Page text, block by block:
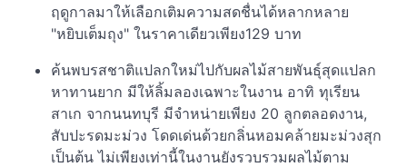
ฤดูกาลมาให้เลือกเติมความสดชื่นได้หลากหลาย
"หยิบเต็มถุง" ในราคาเดียวเพียง129 บาท
ค้นพบรสชาติแปลกใหม่ไปกับผลไม้สายพันธุ์สุดแปลก
หาทานยาก มีให้ลิ้มลองเฉพาะในงาน อาทิ ทุเรียน
สาเก จากนนทบุรี มีจำหน่ายเพียง 20 ลูกตลอดงาน,
สับปะรดมะม่วง โดดเด่นด้วยกลิ่นหอมคล้ายมะม่วงสุก
เป็นต้น ไม่เพียงเท่านี้ในงานยังรวบรวมผลไม้ตาม